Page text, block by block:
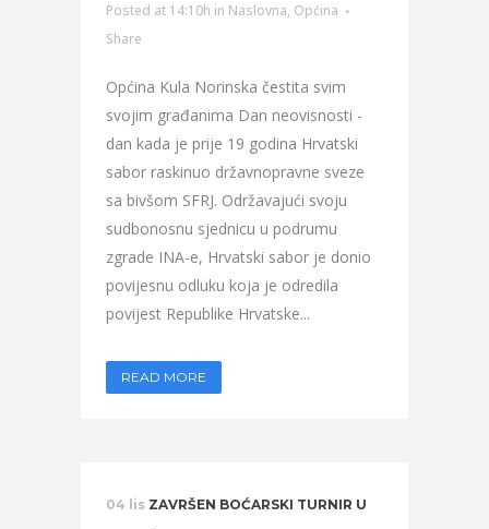
Posted at 14:10h in Naslovna, Općina
Share
Općina Kula Norinska čestita svim
svojim građanima Dan neovisnosti -
dan kada je prije 19 godina Hrvatski
sabor raskinuo državnopravne sveze
sa bivšom SFRJ. Održavajući svoju
sudbonosnu sjednicu u podrumu
zgrade INA-e, Hrvatski sabor je donio
povijesnu odluku koja je odredila
povijest Republike Hrvatske...
READ MORE
04 lis ZAVRŠEN BOĆARSKI TURNIR U